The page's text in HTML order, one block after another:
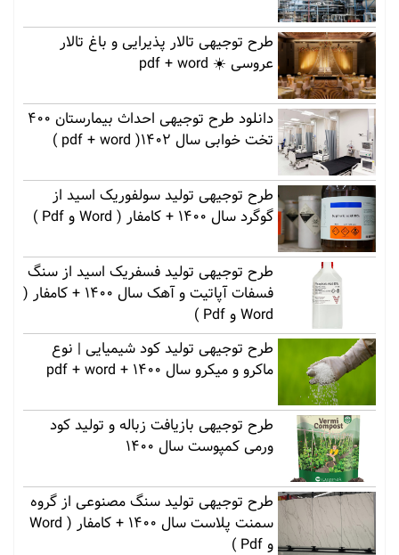
طرح توجیهی تالار پذیرایی و باغ تالار
عروسی ☀️ pdf + word
دانلود طرح توجیهی احداث بیمارستان 400
تخت خوابی سال 1402( pdf + word )
طرح توجیهی تولید سولفوریک اسید از
گوگرد سال 1400 + کامفار ( Word و Pdf )
طرح توجیهی تولید فسفریک اسید از سنگ
فسفات آپاتیت و آهک سال 1400 + کامفار (
Word و Pdf )
طرح توجیهی تولید کود شیمیایی | نوع
ماکرو و میکرو سال 1400 + pdf + word
طرح توجیهی بازیافت زباله و تولید کود
ورمی کمپوست سال 1400
طرح توجیهی تولید سنگ مصنوعی از گروه
سمنت پلاست سال 1400 + کامفار ( Word
و Pdf )